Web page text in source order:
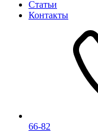
Статьи
Контакты
66-82